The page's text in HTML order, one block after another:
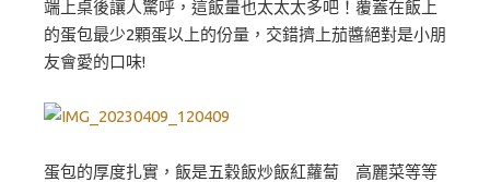
端上桌後讓人驚呼，這飯量也太太太多吧！覆蓋在飯上
的蛋包最少2顆蛋以上的份量，交錯擠上茄醬絕對是小朋
友會愛的口味!
蛋包的厚度扎實，飯是五穀飯炒飯紅蘿蔔 高麗菜等等